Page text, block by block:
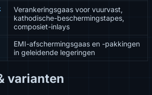
Verankeringsgaas voor vuurvast,
kathodische-beschermingstapes,
composiet-inlays
EMI-afschermingsgaas en -pakkingen
in geleidende legeringen
varianten